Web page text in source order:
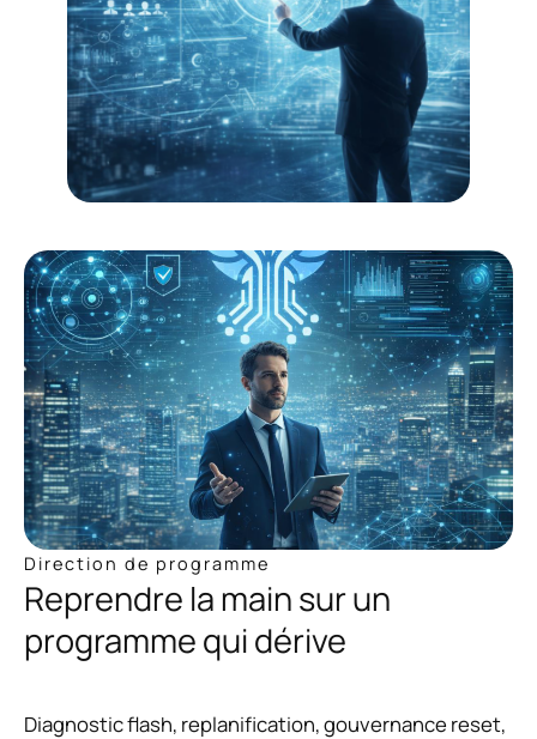
Direction de programme
Reprendre la main sur un
programme qui dérive
Diagnostic flash, replanification, gouvernance reset,